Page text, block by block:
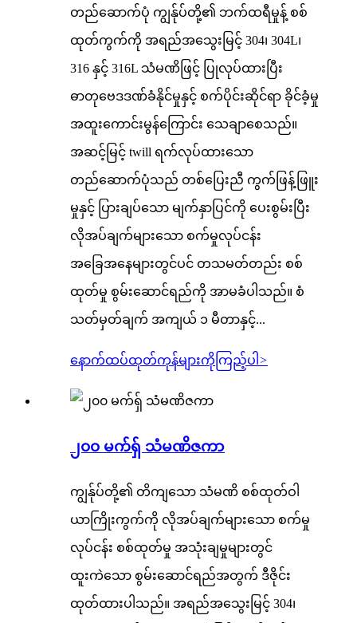
တည်ဆောက်ပုံ ကျွန်ုပ်တို့၏ ဘက်ထရီမှုန့် စစ်
ထုတ်ကွက်ကို အရည်အသွေးမြင့် 304၊ 304L၊
316 နှင့် 316L သံမဏိဖြင့် ပြုလုပ်ထားပြီး
ဓာတုဗေဒဒဏ်ခံနိုင်မှုနှင့် စက်ပိုင်းဆိုင်ရာ ခိုင်ခံ့မှု
အထူးကောင်းမွန်ကြောင်း သေချာစေသည်။
အဆင့်မြင့် twill ရက်လုပ်ထားသော
တည်ဆောက်ပုံသည် တစ်ပြေးညီ ကွက်ဖြန့်ဖြူး
မှုနှင့် ပြားချပ်သော မျက်နှာပြင်ကို ပေးစွမ်းပြီး
လိုအပ်ချက်များသော စက်မှုလုပ်ငန်း
အခြေအနေများတွင်ပင် တသမတ်တည်း စစ်
ထုတ်မှု စွမ်းဆောင်ရည်ကို အာမခံပါသည်။ စံ
သတ်မှတ်ချက် အကျယ် ၁ မီတာနှင့်...
နောက်ထပ်ထုတ်ကုန်များကိုကြည့်ပါ >
၂၀၀ မက်ရှ် သံမဏိဇကာ
ကျွန်ုပ်တို့၏ တိကျသော သံမဏိ စစ်ထုတ်ဝါ
ယာကြိုးကွက်ကို လိုအပ်ချက်များသော စက်မှု
လုပ်ငန်း စစ်ထုတ်မှု အသုံးချမှုများတွင်
ထူးကဲသော စွမ်းဆောင်ရည်အတွက် ဒီဇိုင်း
ထုတ်ထားပါသည်။ အရည်အသွေးမြင့် 304၊